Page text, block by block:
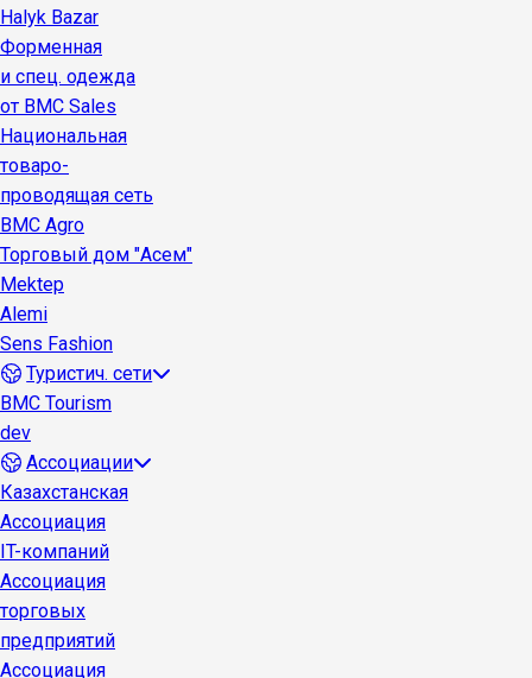
Halyk Bazar
Форменная
и спец. одежда
от BMC Sales
Национальная
товаро-
проводящая сеть
BMC Agro
Торговый дом "Асем"
Mektep
Alemi
Sens Fashion
Туристич. сети
BMC Tourism
dev
Ассоциации
Казахстанская
Ассоциация
IT-компаний
Ассоциация
торговых
предприятий
Ассоциация